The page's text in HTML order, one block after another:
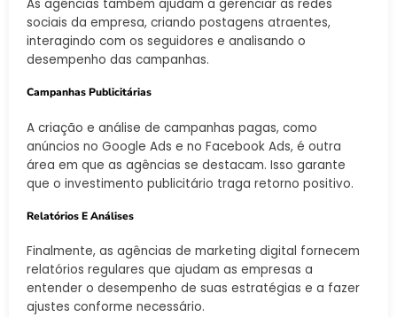
As agências também ajudam a gerenciar as redes
sociais da empresa, criando postagens atraentes,
interagindo com os seguidores e analisando o
desempenho das campanhas.
Campanhas Publicitárias
A criação e análise de campanhas pagas, como
anúncios no Google Ads e no Facebook Ads, é outra
área em que as agências se destacam. Isso garante
que o investimento publicitário traga retorno positivo.
Relatórios E Análises
Finalmente, as agências de marketing digital fornecem
relatórios regulares que ajudam as empresas a
entender o desempenho de suas estratégias e a fazer
ajustes conforme necessário.